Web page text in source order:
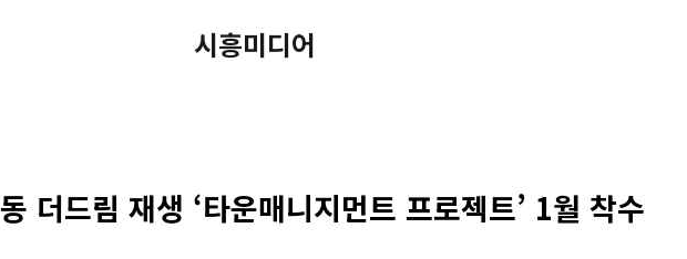
시흥미디어
더드림 재생 ‘타운매니지먼트 프로젝트’ 1월 착수